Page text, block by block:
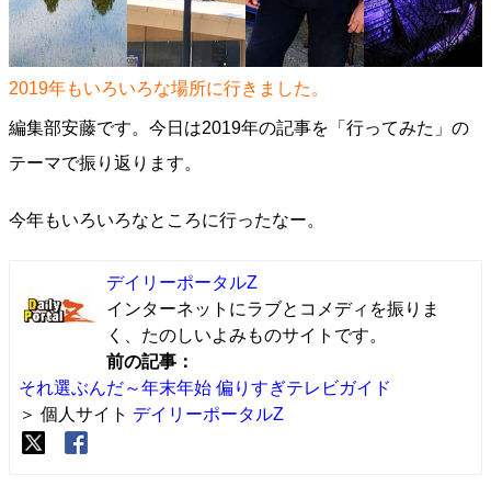
2019年もいろいろな場所に行きました。
編集部安藤です。今日は2019年の記事を「行ってみた」の
テーマで振り返ります。
今年もいろいろなところに行ったなー。
デイリーポータルZ
インターネットにラブとコメディを振りま
く、たのしいよみものサイトです。
前の記事：
それ選ぶんだ～年末年始 偏りすぎテレビガイド
＞ 個人サイト デイリーポータルZ